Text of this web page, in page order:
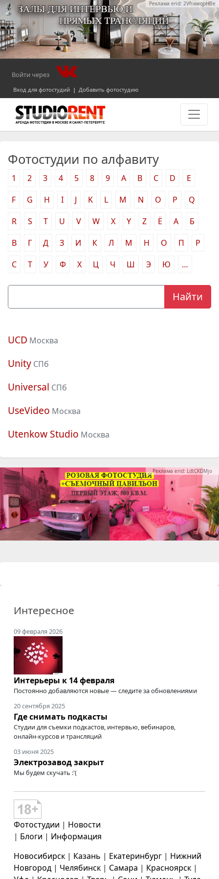
Реклама erid: 2VfnxwqpHBe
Войти через
Вход для фотостудий | Добавить фотостудию
Фотостудии по алфавиту
1 2 3 4 5 8 9 A B C D
E
F
G H I J K L M N O P
Q
R
S T U V W X Y Z Ё А
Б
В
Г Д З И К Л М Н О П
Р
С
Т У Ф Х Ц Ч Ш Э Ю …
UCD Москва
Unity СПб
Universal СПб
UseVideo Москва
Utenkow Studio Москва
Реклама erid: LdtCKDMjo
Интересное
09 февраля 2026
Интерьеры к 14 февраля
Постоянно добавляются новые — следите за обновлениями
20 сентября 2025
Где снимать подкасты
Студии для съемки подкастов, интервью, вебинаров,
онлайн-курсов и трансляций
03 июня 2025
Электрозавод закрыт
Мы будем скучать :'(
Фотостудии | Новости
| Блоги | Информация
Новосибирск | Казань | Екатеринбург | Нижний
Новгород | Челябинск | Самара | Красноярск |